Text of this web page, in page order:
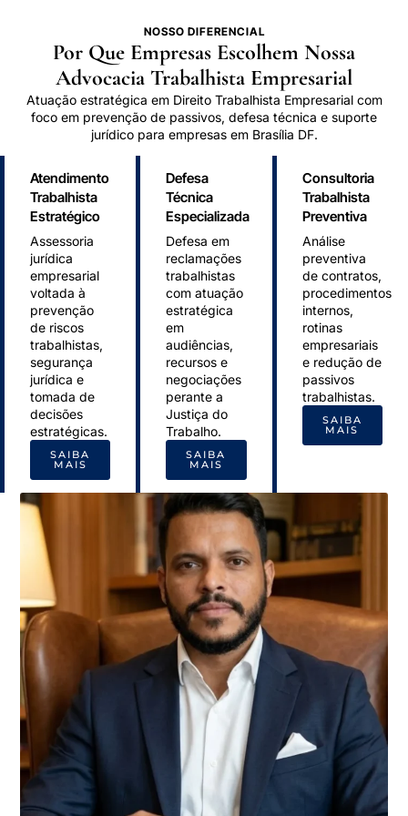
NOSSO DIFERENCIAL
Por Que Empresas Escolhem Nossa
Advocacia Trabalhista Empresarial
Atuação estratégica em Direito Trabalhista Empresarial com
foco em prevenção de passivos, defesa técnica e suporte
jurídico para empresas em Brasília DF.
Atendimento
Trabalhista
Estratégico
Assessoria
jurídica
empresarial
voltada à
prevenção
de riscos
trabalhistas,
segurança
jurídica e
tomada de
decisões
estratégicas.
SAIBA
MAIS
Defesa
Técnica
Especializada
Defesa em
reclamações
trabalhistas
com atuação
estratégica
em
audiências,
recursos e
negociações
perante a
Justiça do
Trabalho.
SAIBA
MAIS
Consultoria
Trabalhista
Preventiva
Análise
preventiva
de contratos,
procedimentos
internos,
rotinas
empresariais
e redução de
passivos
trabalhistas.
SAIBA
MAIS